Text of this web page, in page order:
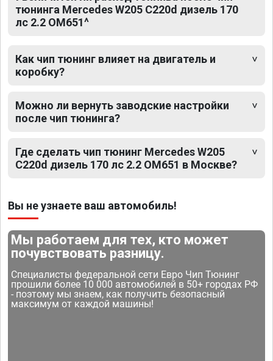
тюнинга Mercedes W205 C220d дизель 170
лс 2.2 OM651^
Как чип тюнинг влияет на двигатель и
коробку?
Можно ли вернуть заводские настройки
после чип тюнинга?
Где сделать чип тюнинг Mercedes W205
C220d дизель 170 лс 2.2 OM651 в Москве?
Вы не узнаете ваш автомобиль!
Мы работаем для тех, кто может
почувствовать разницу.
Специалисты федеральной сети Евро Чип Тюнинг
прошили более 10 000 автомобилей в 50+ городах РФ
- поэтому мы знаем, как получить безопасный
максимум от каждой машины!